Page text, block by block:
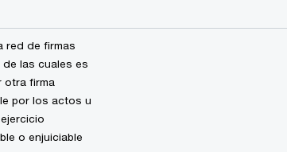
red de firmas
de las cuales es
otra firma
por los actos u
o enjuiciable